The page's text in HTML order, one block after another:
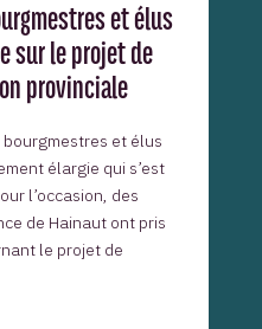
et élus
sur le projet de
provinciale
bourgmestres et élus
élargie qui s’est
l’occasion, des
de Hainaut ont pris
le projet de